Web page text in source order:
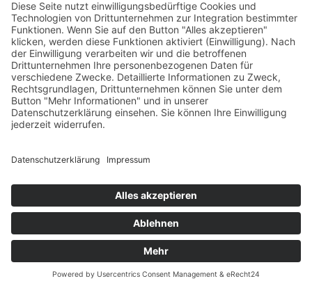
info@grammer-solar.de
www.grammer-solar.com
Datenschutzerklärung
AGB
© 2026 Grammer Solar. All Rights Reserved.
Designed bywebfriends